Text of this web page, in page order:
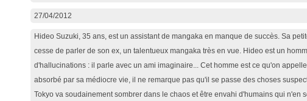
27/04/2012
Hideo Suzuki, 35 ans, est un assistant de mangaka en manque de succès. Sa
cesse de parler de son ex, un talentueux mangaka très en vue. Hideo est un
d'hallucinations : il parle avec un ami imaginaire... Cet homme est ce qu'on
absorbé par sa médiocre vie, il ne remarque pas qu'il se passe des choses
Tokyo va soudainement sombrer dans le chaos et être envahi d'humains qui n'en